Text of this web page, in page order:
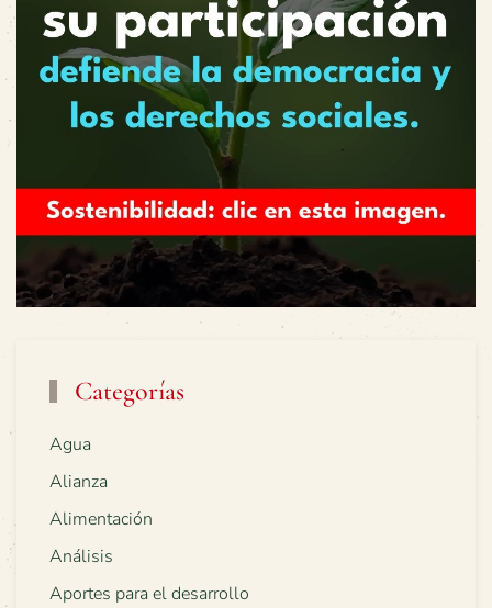
Categorías
Agua
Alianza
Alimentación
Análisis
Aportes para el desarrollo